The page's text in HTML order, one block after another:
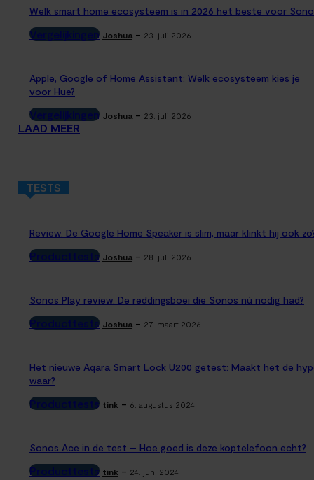
Welk smart home ecosysteem is in 2026 het beste voor
Vergelijkingen Joshua - 23. juli 2026
Apple, Google of Home Assistant: Welk ecosysteem kies je
voor Hue?
Vergelijkingen Joshua - 23. juli 2026
LAAD MEER
TESTS
Review: De Google Home Speaker is slim, maar klinkt hij ook
Producttests Joshua - 28. juli 2026
Sonos Play review: De reddingsboei die Sonos nú nodig had?
Producttests Joshua - 27. maart 2026
Het nieuwe Aqara Smart Lock U200 getest: Maakt het de
waar?
Producttests tink - 6. augustus 2024
Sonos Ace in de test – Hoe goed is deze koptelefoon echt?
Producttests tink - 24. juni 2024